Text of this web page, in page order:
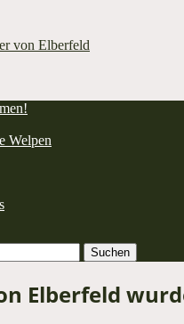
von Elberfeld
Welpen
Elberfeld